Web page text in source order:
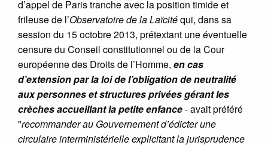
d’appel de Paris tranche avec la position timide et
frileuse de l’Observatoire de la Laïcitéqui, dans sa
session du 15 octobre 2013, prétextant une éventuelle
censure du Conseil constitutionnel ou de la Cour
européenne des Droits de l’Homme, en cas
d’extension par la loi de l’obligation de neutralité
aux personnes et structures privées gérant les
crèches accueillant la petite enfance- avait préféré
"recommander au Gouvernement d’édicter une
circulaire interministérielle explicitant la jurisprudence